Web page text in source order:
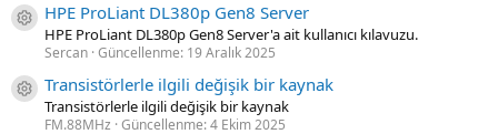
Kaynak ikon/amblem
HPE ProLiant DL380p Gen8 Server
HPE ProLiant DL380p Gen8 Server'a ait kullanıcı kılavuzu.
Sercan Güncellenme: 19 Aralık 2025
Kaynak ikon/amblem
Transistörlerle ilgili değişik bir kaynak
Transistörlerle ilgili değişik bir kaynak
FM.88MHz Güncellenme:4 Ekim 2025